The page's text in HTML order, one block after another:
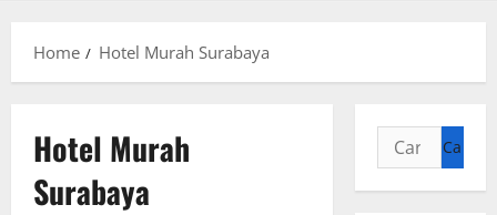
Home
Hotel Murah Surabaya
Hotel Murah
Surabaya
Cari
untuk: